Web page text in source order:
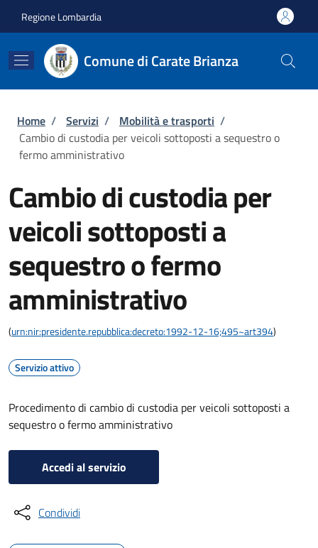
Regione Lombardia
Comune di Carate Brianza
Briciole di pane
Home / Servizi / Mobilità e trasporti /
Cambio di custodia per veicoli sottoposti a sequestro o
fermo amministrativo
Cambio di custodia per
veicoli sottoposti a
sequestro o fermo
amministrativo
(urn:nir:presidente.repubblica:decreto:1992-12-16;495~art394)
Servizio attivo
Procedimento di cambio di custodia per veicoli sottoposti a
sequestro o fermo amministrativo
Accedi al servizio
Condividi